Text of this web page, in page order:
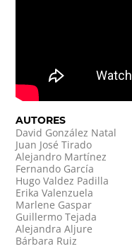
AUTORES
David González Natal
Juan José Tirado
Alejandro Martínez
Fernando García
Hugo Valdez Padilla
Erika Valenzuela
Marlene Gaspar
Guillermo Tejada
Alejandra Aljure
Bárbara Ruiz